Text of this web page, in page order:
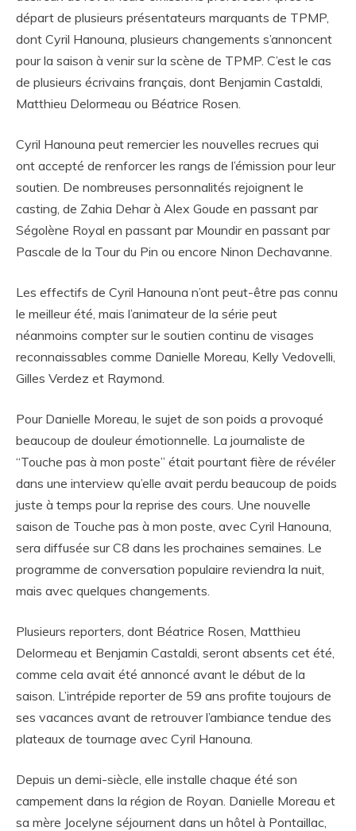
départ de plusieurs présentateurs marquants de TPMP,
dont Cyril Hanouna, plusieurs changements s’annoncent
pour la saison à venir sur la scène de TPMP. C’est le cas
de plusieurs écrivains français, dont Benjamin Castaldi,
Matthieu Delormeau ou Béatrice Rosen.
Cyril Hanouna peut remercier les nouvelles recrues qui
ont accepté de renforcer les rangs de l’émission pour leur
soutien. De nombreuses personnalités rejoignent le
casting, de Zahia Dehar à Alex Goude en passant par
Ségolène Royal en passant par Moundir en passant par
Pascale de la Tour du Pin ou encore Ninon Dechavanne.
Les effectifs de Cyril Hanouna n’ont peut-être pas connu
le meilleur été, mais l’animateur de la série peut
néanmoins compter sur le soutien continu de visages
reconnaissables comme Danielle Moreau, Kelly Vedovelli,
Gilles Verdez et Raymond.
Pour Danielle Moreau, le sujet de son poids a provoqué
beaucoup de douleur émotionnelle. La journaliste de
“Touche pas à mon poste” était pourtant fière de révéler
dans une interview qu’elle avait perdu beaucoup de poids
juste à temps pour la reprise des cours. Une nouvelle
saison de Touche pas à mon poste, avec Cyril Hanouna,
sera diffusée sur C8 dans les prochaines semaines. Le
programme de conversation populaire reviendra la nuit,
mais avec quelques changements.
Plusieurs reporters, dont Béatrice Rosen, Matthieu
Delormeau et Benjamin Castaldi, seront absents cet été,
comme cela avait été annoncé avant le début de la
saison. L’intrépide reporter de 59 ans profite toujours de
ses vacances avant de retrouver l’ambiance tendue des
plateaux de tournage avec Cyril Hanouna.
Depuis un demi-siècle, elle installe chaque été son
campement dans la région de Royan. Danielle Moreau et
sa mère Jocelyne séjournent dans un hôtel à Pontaillac,